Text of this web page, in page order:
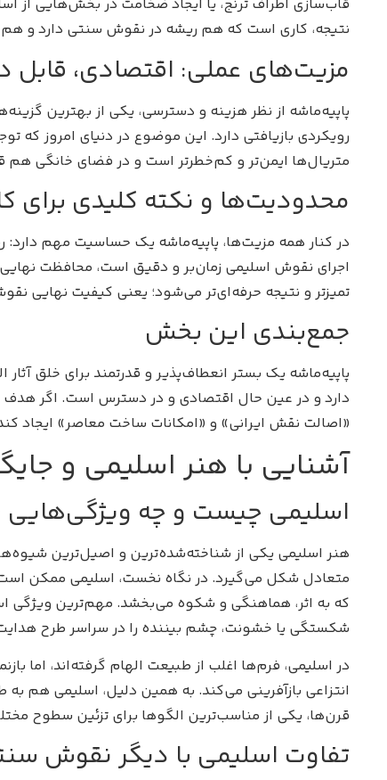
قاب‌سازی اطراف ترنج، یا ایجاد ضخامت در بخش‌هایی از
نتیجه، کاری است که هم ریشه در نقوش سنتی دارد و
مزیت‌های عملی: اقتصادی،
پاپیه‌ماشه از نظر هزینه و دسترسی، یکی از بهترین
رویکردی بازیافتی دارد. این موضوع در دنیای امروز که
متریال‌ها ایمن‌تر و کم‌خطرتر است و در فضای خانگی هم
محدودیت‌ها و نکته کلیدی برای
در کنار همه مزیت‌ها، پاپیه‌ماشه یک حساسیت مهم
اجرای نقوش اسلیمی زمان‌بر و دقیق است، محافظت
تمیزتر و نتیجه حرفه‌ای‌تر می‌شود؛ یعنی کیفیت نهایی
جمع‌بندی این بخش
پاپیه‌ماشه یک بستر انعطاف‌پذیر و قدرتمند برای خلق
دارد و در عین حال اقتصادی و در دسترس است. اگر هدف
«اصالت نقش ایرانی» و «امکانات ساخت معاصر» ایجاد
آشنایی با هنر اسلیمی و
اسلیمی چیست و چه ویژگی‌هایی
هنر اسلیمی یکی از شناخته‌شده‌ترین و اصیل‌ترین
متعادل شکل می‌گیرد. در نگاه نخست، اسلیمی ممکن است
که به اثر، هماهنگی و شکوه می‌بخشد. مهم‌ترین ویژگی
شکستگی یا خشونت، چشم بیننده را در سراسر طرح
در اسلیمی، فرم‌ها اغلب از طبیعت الهام گرفته‌اند، اما
انتزاعی بازآفرینی می‌کند. به همین دلیل، اسلیمی هم
قرن‌ها، یکی از مناسب‌ترین الگوها برای تزئین سطوح
تفاوت اسلیمی با دیگر نقوش